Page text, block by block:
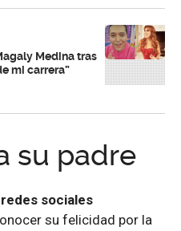
Medina tras
mi carrera”
su padre
redes sociales
su felicidad por la